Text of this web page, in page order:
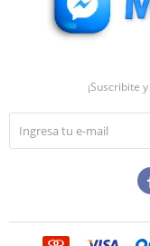
¡Suscribite